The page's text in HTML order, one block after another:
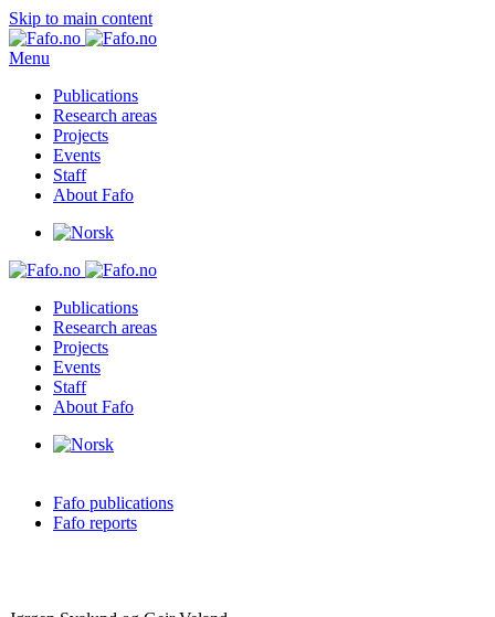
Skip to main content
Menu
Publications
Research areas
Projects
Events
Staff
About Fafo
Publications
Research areas
Projects
Events
Staff
About Fafo
Fafo publications
Fafo reports